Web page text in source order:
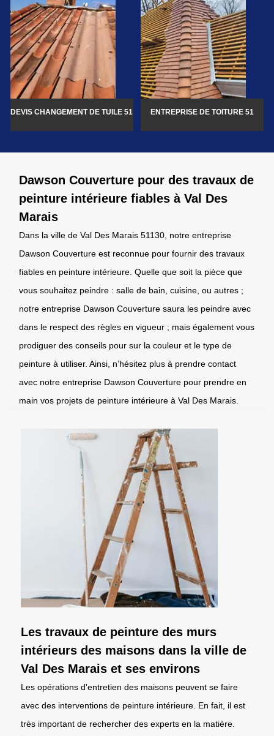
DEVIS CHANGEMENT DE TUILE 51 ENTREPRISE DE TOITURE 51
Dawson Couverture pour des travaux de
peinture intérieure fiables à Val Des
Marais
Dans la ville de Val Des Marais 51130, notre entreprise
Dawson Couverture est reconnue pour fournir des travaux
fiables en peinture intérieure. Quelle que soit la pièce que
vous souhaitez peindre : salle de bain, cuisine, ou autres ;
notre entreprise Dawson Couverture saura les peindre avec
dans le respect des règles en vigueur ; mais également vous
prodiguer des conseils pour sur la couleur et le type de
peinture à utiliser. Ainsi, n’hésitez plus à prendre contact
avec notre entreprise Dawson Couverture pour prendre en
main vos projets de peinture intérieure à Val Des Marais.
Les travaux de peinture des murs
intérieurs des maisons dans la ville de
Val Des Marais et ses environs
Les opérations d'entretien des maisons peuvent se faire
avec des interventions de peinture intérieure. En fait, il est
très important de rechercher des experts en la matière.